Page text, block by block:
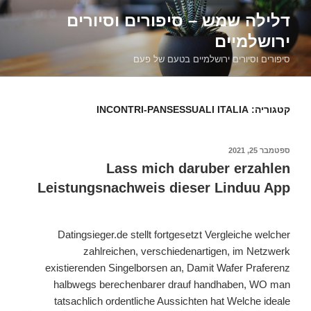
דילוג
לתוכןדלילה שמש – סיפורים וסיורים
ירושלמיים
סיפורים וסיורים ירושלמיים בטעם של פעם
קטגוריה: INCONTRI-PANSESSUALI ITALIA
פורסם
ספטמבר 25, 2021
Lass mich daruber erzahlen
Leistungsnachweis dieser Linduu App
Datingsieger.de stellt fortgesetzt Vergleiche welcher
zahlreichen, verschiedenartigen, im Netzwerk
existierenden Singelborsen an, Damit Wafer Praferenz
halbwegs berechenbarer drauf handhaben, WO man
tatsachlich ordentliche Aussichten hat Welche ideale